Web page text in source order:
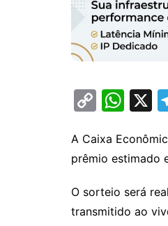
C
p
y
Li
n
W
at
s
A
p
X
A Caixa
prêmio estimado
O sorteio será
transmitido ao